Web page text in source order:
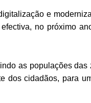
e
no próximo
as populações
dos cidadãos, para